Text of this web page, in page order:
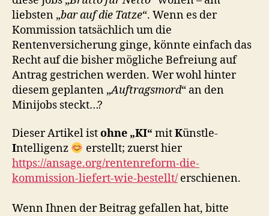
liebsten „bar auf die Tatze“. Wenn es der
Kommission tatsächlich um die
Rentenversicherung ginge, könnte einfach das
Recht auf die bisher mögliche Befreiung auf
Antrag gestrichen werden. Wer wohl hinter
diesem geplanten „Auftragsmord“ an den
Minijobs steckt…?
Dieser Artikel istohne „KI“ mitKünstle-
Intelligenz
erstellt; zuerst hier
https://ansage.org/rentenreform-die-
kommission-liefert-wie-bestellt/ erschienen.
Wenn Ihnen der Beitrag gefallen hat, bitte